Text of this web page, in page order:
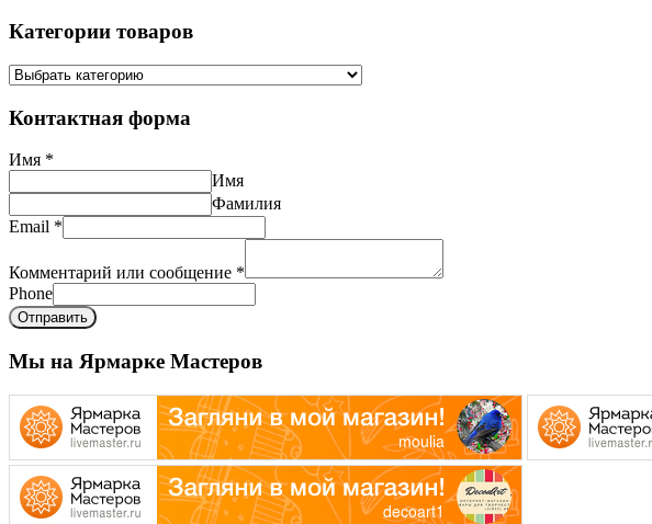
Категории товаров
Контактная форма
Имя *
Имя
Фамилия
Email *
Комментарий или сообщение *
Phone
Отправить
Мы на Ярмарке Мастеров